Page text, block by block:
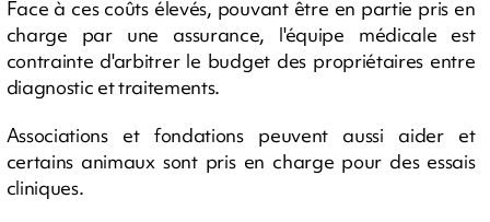
Face à ces coûts élevés, pouvant être en partie pris en
charge par une assurance, l'équipe médicale est
contrainte d'arbitrer le budget des propriétaires entre
diagnostic et traitements.
Associations et fondations peuvent aussi aider et
certains animaux sont pris en charge pour des essais
cliniques.